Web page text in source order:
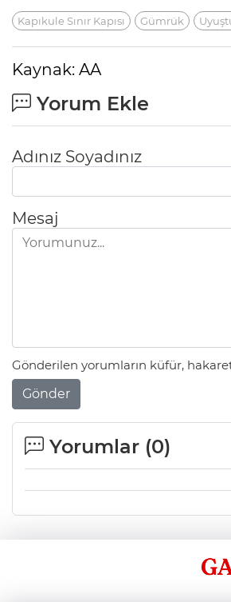
Kapıkule Sınır Kapısı Gümrük
Kaynak: AA
Yorum Ekle
Adınız Soyadınız
Mesaj
Gönderilen yorumların küfür,
Gönder
Yorumlar (0)